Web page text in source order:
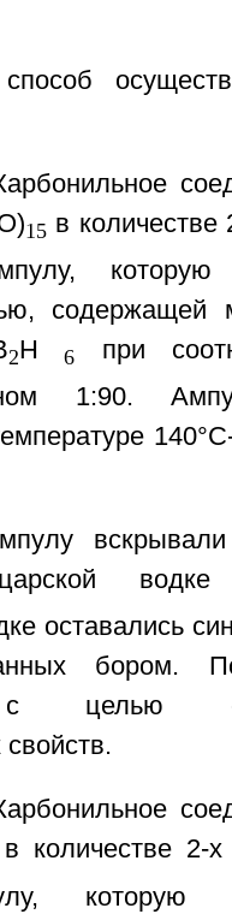
15 в
которую
содержащей
2Н 6
при
1:90.
оставались
бором.
с целью
в количестве 2-
которую